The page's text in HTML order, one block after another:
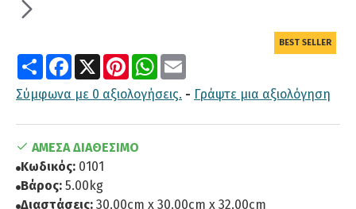
BEST SELLER
ShareFacebook
X PinterestWhatsApp
Σύμφωνα με 0 αξιολογήσεις. - Γράψτε μια αξιολόγηση
ΆΜΕΣΑ ΔΙΑΘΈΣΙΜΟ
Κωδικός: 0101
Βάρος: 5.00kg
Διαστάσεις: 30.00cm x 30.00cm x 32.00cm